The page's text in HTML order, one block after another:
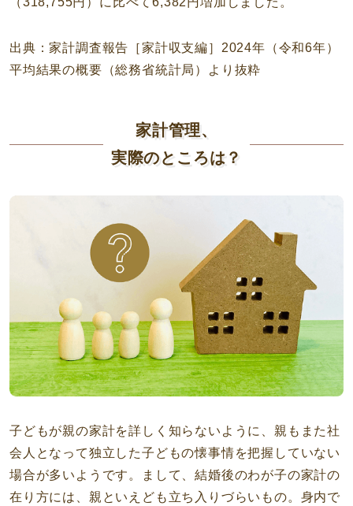
出典：家計調査報告［家計収支編］2024年（令和6年）
平均結果の概要（総務省統計局）より抜粋
家計管理、
実際のところは？
子どもが親の家計を詳しく知らないように、親もまた社
会人となって独立した子どもの懐事情を把握していない
場合が多いようです。まして、結婚後のわが子の家計の
在り方には、親といえども立ち入りづらいもの。身内で